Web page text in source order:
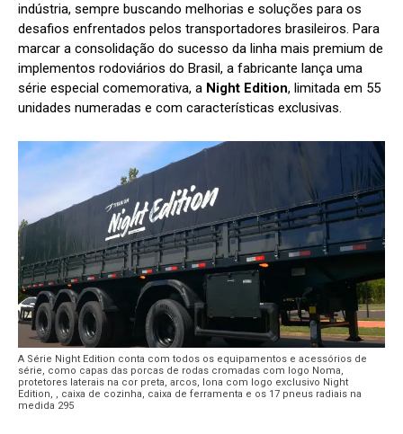
indústria, sempre buscando melhorias e soluções para os
desafios enfrentados pelos transportadores brasileiros. Para
marcar a consolidação do sucesso da linha mais premium de
implementos rodoviários do Brasil, a fabricante lança uma
série especial comemorativa, a Night Edition, limitada em 55
unidades numeradas e com características exclusivas.
A Série Night Edition conta com todos os equipamentos e acessórios de
série, como capas das porcas de rodas cromadas com logo Noma,
protetores laterais na cor preta, arcos, lona com logo exclusivo Night
Edition, , caixa de cozinha, caixa de ferramenta e os 17 pneus radiais na
medida 295